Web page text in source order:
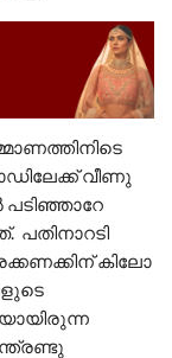
വീണു
കിലോ